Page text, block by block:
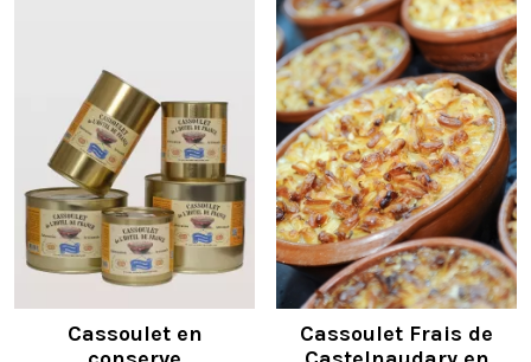
Cassoulet en
Cassoulet Frais de